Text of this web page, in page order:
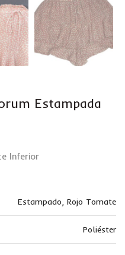
Estampada
Inferior
Estampado, Rojo Tomate
Poliéster